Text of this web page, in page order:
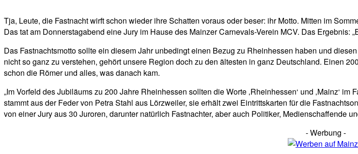
Tja, Leute, die Fastnacht wirft schon wieder ihre Schatten voraus oder beser: ihr Motto. Mitten im
Das tat am Donnerstagabend eine Jury im Hause des Mainzer Carnevals-Verein MCV. Das Ergebnis:
Das Fastnachtsmotto sollte ein diesem Jahr unbedingt einen Bezug zu Rheinhessen haben und
nicht so ganz zu verstehen, gehört unsere Region doch zu den ältesten in ganz Deutschland. Einen
schon die Römer und alles, was danach kam.
„Im Vorfeld des Jubiläums zu 200 Jahre Rheinhessen sollten die Worte ‚Rheinhessen‘ und ‚Mainz‘
stammt aus der Feder von Petra Stahl aus Lörzweiler, sie erhält zwei Eintrittskarten für die
von einer Jury aus 30 Juroren, darunter natürlich Fastnachter, aber auch Politiker, Medienschaffende
- Werbung -